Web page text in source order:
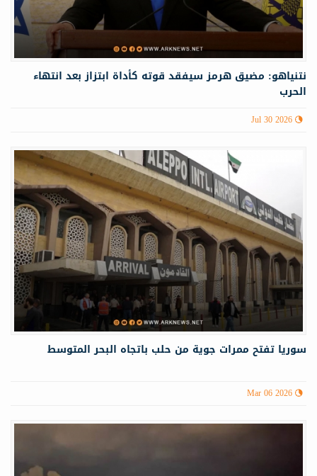
نتنياهو: مضيق هرمز سيفقد قوته كأداة ابتزاز بعد انتهاء
الحرب
Jul 30 2026
سوريا تفتح ممرات جوية من حلب باتجاه البحر المتوسط
Mar 06 2026